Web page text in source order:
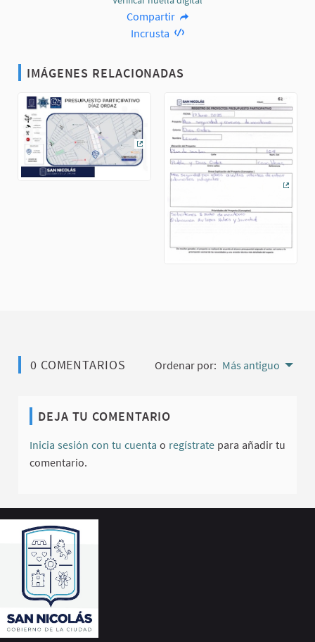
Compartir
Incrusta
IMÁGENES RELACIONADAS
(Enlace externo)
0 COMENTARIOS Ordenar por: Más antiguo
DEJA TU COMENTARIO
Inicia sesión con tu cuenta o regístrate para añadir tu
comentario.